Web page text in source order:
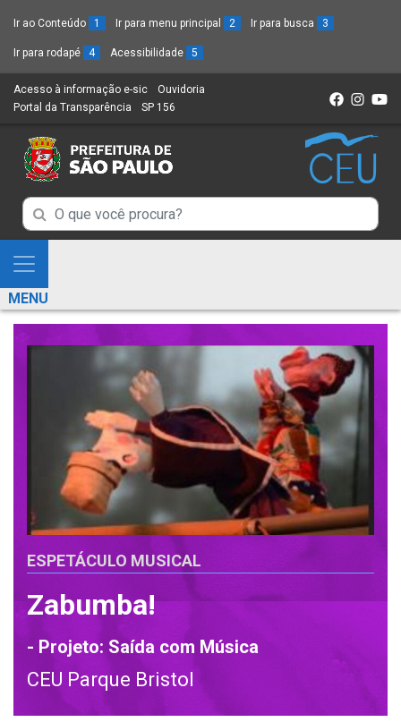
Ir ao Conteúdo 1 Ir para menu principal 2 Ir para busca 3
Ir para rodapé 4 Acessibilidade 5
Acesso à informação e-sic (Link
para
novo
sítio)
Ouvidoria
Portal da Transparência (Link
um
novo
SP 156
Campo
de
Busca
de
informações
Campo
de
de
informações
Mostra
e
Esconde
Menu
MENU
ESPETÁCULO MUSICAL
Zabumba!
- Projeto: Saída com Música
CEU Parque Bristol